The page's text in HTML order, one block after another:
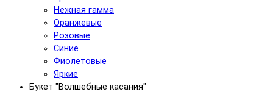
Нежная гамма
Оранжевые
Розовые
Синие
Фиолетовые
Яркие
Букет "Волшебные касания"